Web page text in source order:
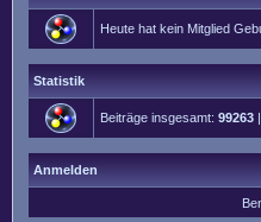
Heute hat kein Mitglied
Statistik
Beiträge insgesamt: 99263
Anmelden